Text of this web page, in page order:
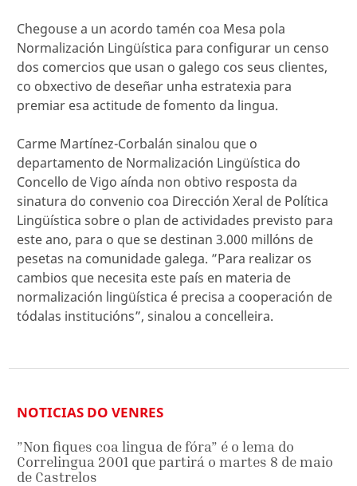
Chegouse a un acordo tamén coa Mesa pola
Normalización Lingüística para configurar un censo
dos comercios que usan o galego cos seus clientes,
co obxectivo de deseñar unha estratexia para
premiar esa actitude de fomento da lingua.
Carme Martínez-Corbalán sinalou que o
departamento de Normalización Lingüística do
Concello de Vigo aínda non obtivo resposta da
sinatura do convenio coa Dirección Xeral de Política
Lingüística sobre o plan de actividades previsto para
este ano, para o que se destinan 3.000 millóns de
pesetas na comunidade galega. ”Para realizar os
cambios que necesita este país en materia de
normalización lingüística é precisa a cooperación de
tódalas institucións”, sinalou a concelleira.
NOTICIAS DO VENRES
”Non fiques coa lingua de fóra” é o lema do
Correlingua 2001 que partirá o martes 8 de maio
de Castrelos